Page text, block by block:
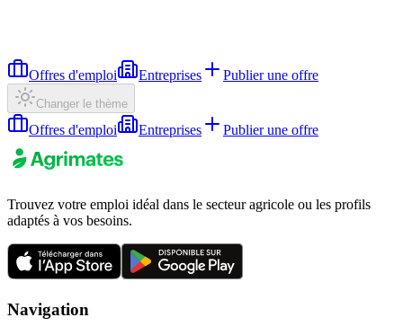
Offres d'emploi Entreprises Publier une offre
Changer le thème
Offres d'emploi Entreprises Publier une offre
Trouvez votre emploi idéal dans le secteur agricole ou les profils
adaptés à vos besoins.
Navigation